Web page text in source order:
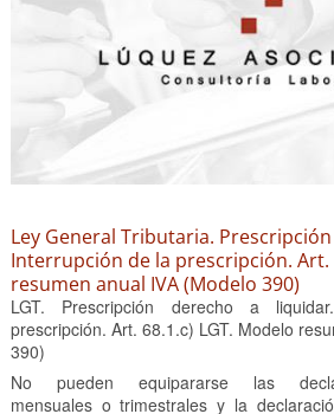
Ley General Tributaria.
Interrupción de la prescripción. Art.
resumen anual IVA (Modelo 390)
LGT. Prescripción derecho a
prescripción. Art. 68.1.c) LGT. Modelo
390)
No pueden equipararse las
mensuales o trimestrales y la